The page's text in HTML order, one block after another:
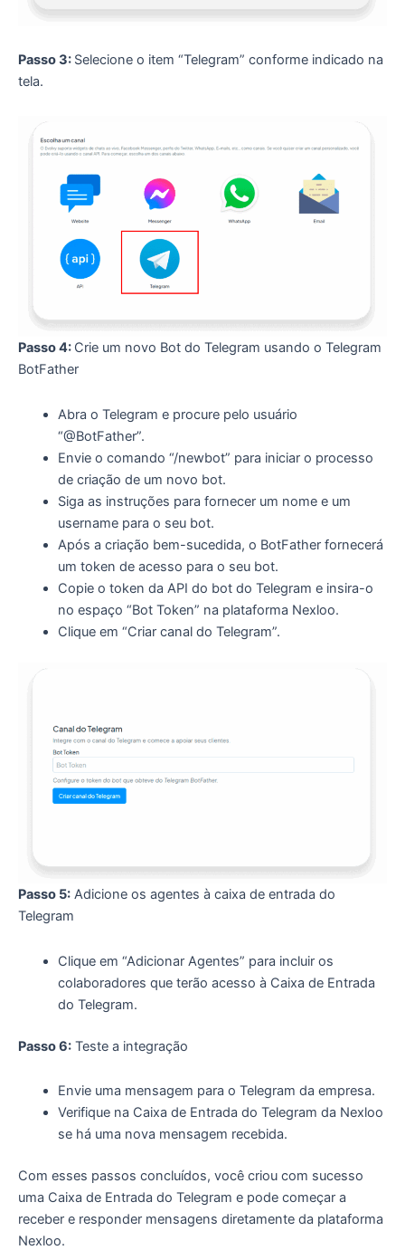
Passo 3: Selecione o item “Telegram” conforme indicado na
tela.
Passo 4: Crie um novo Bot do Telegram usando o Telegram
BotFather
Abra o Telegram e procure pelo usuário
“@BotFather”.
Envie o comando “/newbot” para iniciar o processo
de criação de um novo bot.
Siga as instruções para fornecer um nome e um
username para o seu bot.
Após a criação bem-sucedida, o BotFather fornecerá
um token de acesso para o seu bot.
Copie o token da API do bot do Telegram e insira-o
no espaço “Bot Token” na plataforma Nexloo.
Clique em “Criar canal do Telegram”.
Passo 5: Adicione os agentes à caixa de entrada do
Telegram
Clique em “Adicionar Agentes” para incluir os
colaboradores que terão acesso à Caixa de Entrada
do Telegram.
Passo 6: Teste a integração
Envie uma mensagem para o Telegram da empresa.
Verifique na Caixa de Entrada do Telegram da Nexloo
se há uma nova mensagem recebida.
Com esses passos concluídos, você criou com sucesso
uma Caixa de Entrada do Telegram e pode começar a
receber e responder mensagens diretamente da plataforma
Nexloo.